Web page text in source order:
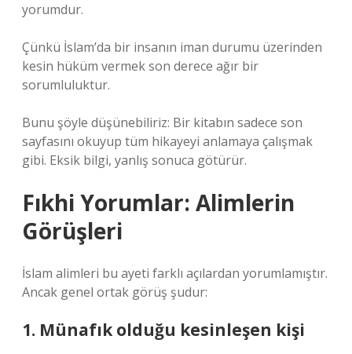
yorumdur.
Çünkü İslam’da bir insanın iman durumu üzerinden
kesin hüküm vermek son derece ağır bir
sorumluluktur.
Bunu şöyle düşünebiliriz: Bir kitabın sadece son
sayfasını okuyup tüm hikayeyi anlamaya çalışmak
gibi. Eksik bilgi, yanlış sonuca götürür.
Fıkhi Yorumlar: Alimlerin
Görüşleri
İslam alimleri bu ayeti farklı açılardan yorumlamıştır.
Ancak genel ortak görüş şudur:
1. Münafık olduğu kesinleşen kişi